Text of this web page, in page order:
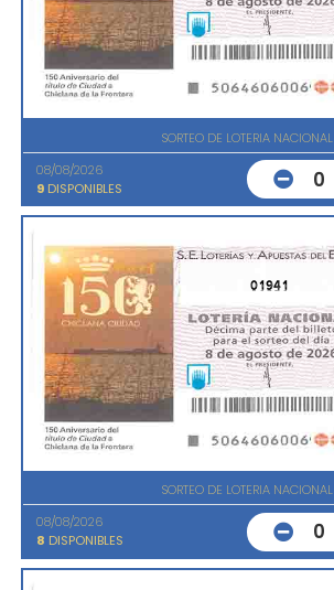
SORTEO DE LOTERIA NACIONAL
08/08/2026
9 DISPONIBLES 0
01941
SORTEO DE LOTERIA NACIONAL
08/08/2026
8 DISPONIBLES 0